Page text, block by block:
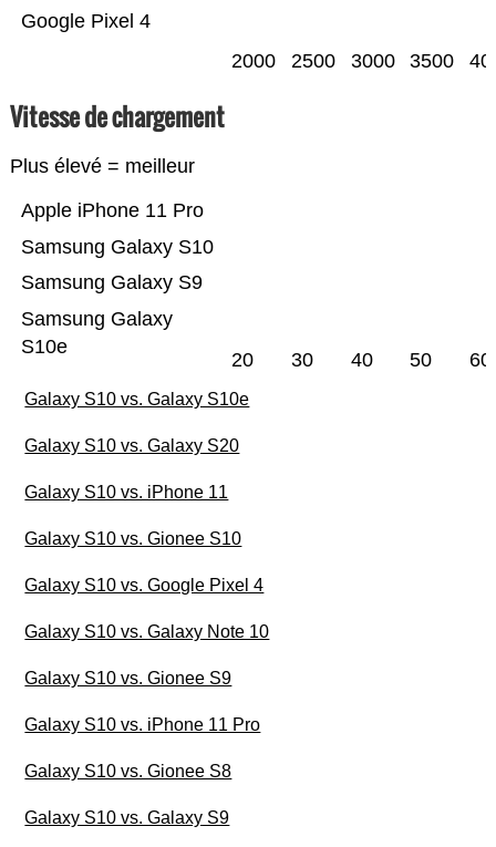
Google Pixel 4
2000 2500 3000 3500
Vitesse de chargement
Plus élevé = meilleur
Samsung Galaxy
S10e
Samsung Galaxy S9
Samsung Galaxy S10
Apple iPhone 11 Pro
20 30 40 50 60
Galaxy S10 vs. Galaxy S10e
Galaxy S10 vs. Galaxy S20
Galaxy S10 vs. iPhone 11
Galaxy S10 vs. Gionee S10
Galaxy S10 vs. Google Pixel 4
Galaxy S10 vs. Galaxy Note 10
Galaxy S10 vs. Gionee S9
Galaxy S10 vs. iPhone 11 Pro
Galaxy S10 vs. Gionee S8
Galaxy S10 vs. Galaxy S9